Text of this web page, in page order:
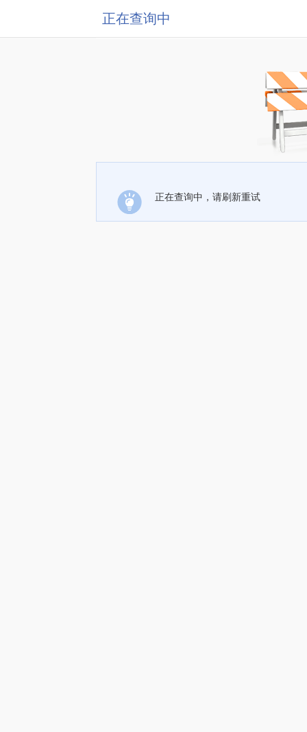
正在查询中
正在查询中，请刷新重试